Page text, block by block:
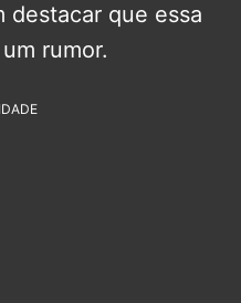
destacar que essa
rumor.